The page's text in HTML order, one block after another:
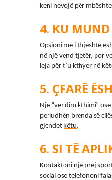
keni nevojë për
KU MUND
Opsioni më i thjeshtë
në një vend tjetër, por
leja për t’u kthyer në
ÇFARË
Një “vendim kthimi”
periudhën brenda së
gjendet këtu.
SI TË
Kontaktoni një prej
social ose telefononi